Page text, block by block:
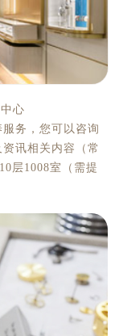
心
务，您可以咨询
讯相关内容（常
层1008室（需提